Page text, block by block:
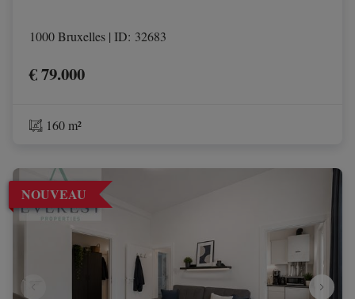
1000 Bruxelles | ID: 32683
€ 79.000
160 m²
NOUVEAU